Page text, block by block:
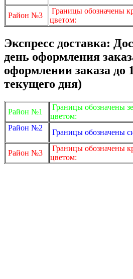
Район №3
Границы обозначены
цветом:
Экспресс доставка:
день оформления
оформлении заказа до
текущего дня)
Район №1
Границы обозначены
цветом:
Район №2
Границы обозначены
Район №3
Границы обозначены
цветом: